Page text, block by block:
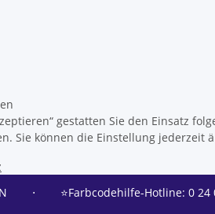
gestatten Sie den Einsatz
Sie können die Einstellung
⋅ ⭐Farbcodehilfe-Hotline: 0